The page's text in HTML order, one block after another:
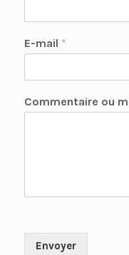
E-mail *
Commentaire ou
Envoyer